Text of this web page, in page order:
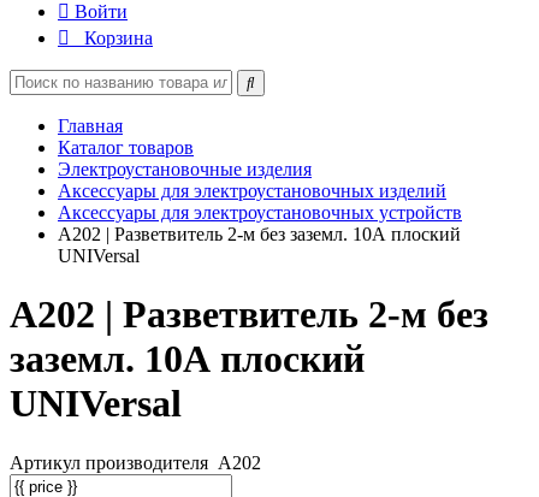
Войти
Корзина
Главная
Каталог товаров
Электроустановочные изделия
Аксессуары для электроустановочных изделий
Аксессуары для электроустановочных устройств
А202 | Разветвитель 2-м без заземл. 10А плоский
UNIVersal
А202 | Разветвитель 2-м без
заземл. 10А плоский
UNIVersal
Артикул производителя А202